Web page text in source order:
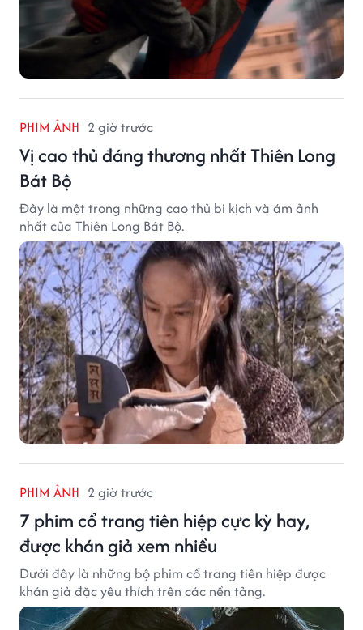
PHIM ẢNH 2 giờ trước
Vị cao thủ đáng thương nhất Thiên Long
Bát Bộ
Đây là một trong những cao thủ bi kịch và ám ảnh
nhất của Thiên Long Bát Bộ.
PHIM ẢNH 2 giờ trước
7 phim cổ trang tiên hiệp cực kỳ hay,
được khán giả xem nhiều
Dưới đây là những bộ phim cổ trang tiên hiệp được
khán giả đặc yêu thích trên các nền tảng.